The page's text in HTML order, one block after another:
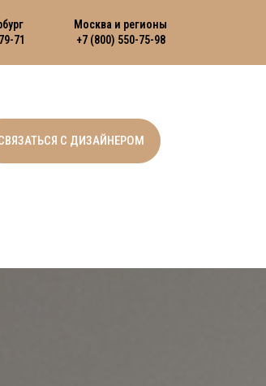
71
Москва и регионы
+7 (800) 550-75-98
С ДИЗАЙНЕРОМ